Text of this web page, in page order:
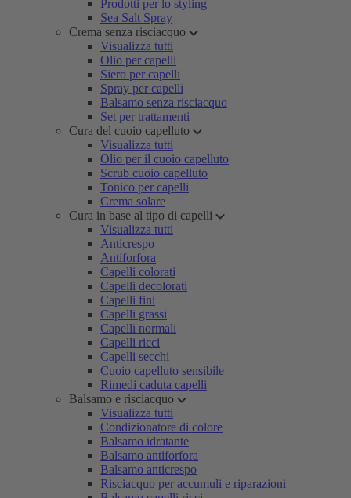
Prodotti per lo styling
Sea Salt Spray
Crema senza risciacquo
Visualizza tutti
Olio per capelli
Siero per capelli
Spray per capelli
Balsamo senza risciacquo
Set per trattamenti
Cura del cuoio capelluto
Visualizza tutti
Olio per il cuoio capelluto
Scrub cuoio capelluto
Tonico per capelli
Crema solare
Cura in base al tipo di capelli
Visualizza tutti
Anticrespo
Antiforfora
Capelli colorati
Capelli decolorati
Capelli fini
Capelli grassi
Capelli normali
Capelli ricci
Capelli secchi
Cuoio capelluto sensibile
Rimedi caduta capelli
Balsamo e risciacquo
Visualizza tutti
Condizionatore di colore
Balsamo idratante
Balsamo antiforfora
Balsamo anticrespo
Risciacquo per accumuli e riparazioni